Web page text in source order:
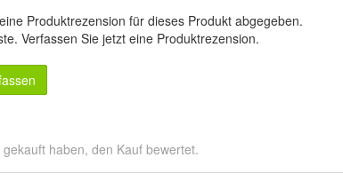
Produktrezension für dieses Produkt abgegeben.
Verfassen Sie jetzt eine Produktrezension.
haben, den Kauf bewertet.